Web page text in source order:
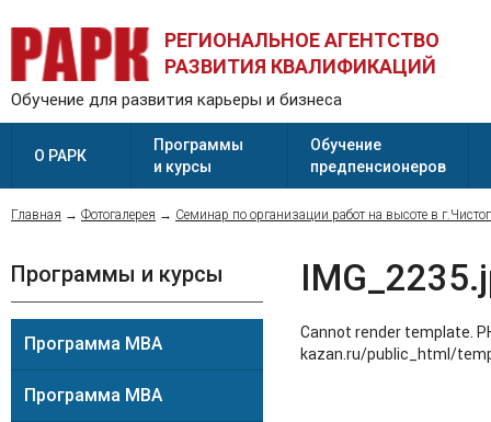
РЕГИОНАЛЬНОЕ АГЕНТСТВО
РАЗВИТИЯ КВАЛИФИКАЦИЙ
Обучение для развития карьеры и бизнеса
О РАРК
Программы
и курсы
Обучение
предпенсионеров
Главная → Фотогалерея → Семинар по организации работ на высоте в
Программы и курсы
Программа MBA
Программа MBA
Cannot render template.
kazan.ru/public_html/